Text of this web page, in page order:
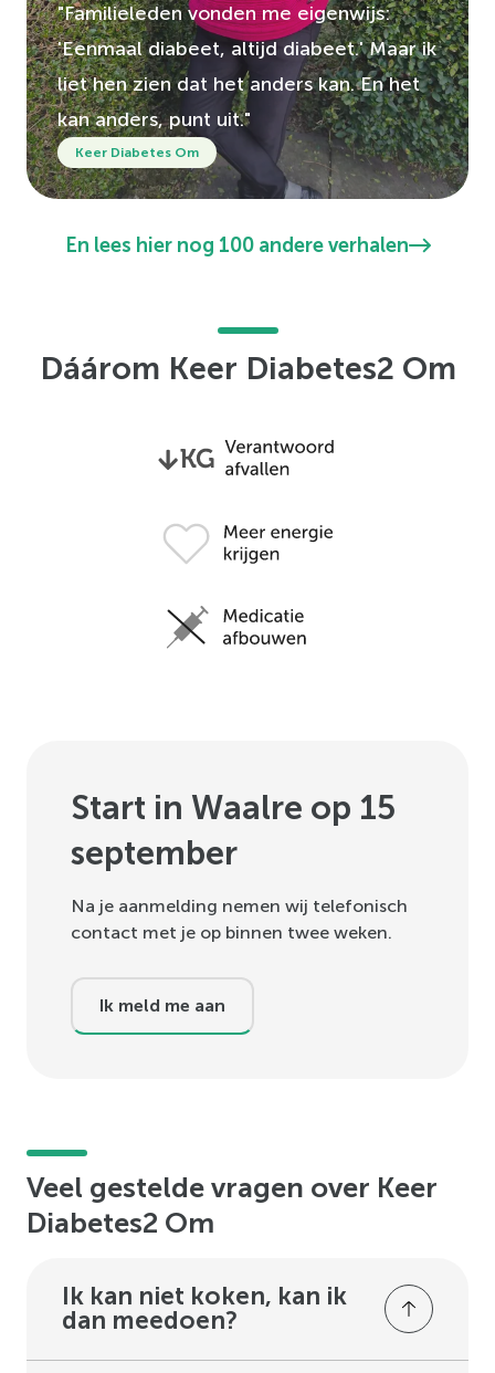
"Familieleden vonden me eigenwijs:
'Eenmaal diabeet, altijd diabeet.' Maar ik
liet hen zien dat het anders kan. En het
kan anders, punt uit."
Keer Diabetes Om
En lees hier nog 100 andere verhalen
Dáárom Keer Diabetes2 Om
Start in Waalre op 15
september
Na je aanmelding nemen wij telefonisch
contact met je op binnen twee weken.
Ik meld me aan
Veel gestelde vragen over Keer
Diabetes2 Om
Ik kan niet koken, kan ik
dan meedoen?